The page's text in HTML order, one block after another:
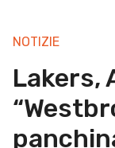
NOTIZIE
Lakers,